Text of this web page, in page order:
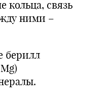
кольца, связь
ними –
берилл